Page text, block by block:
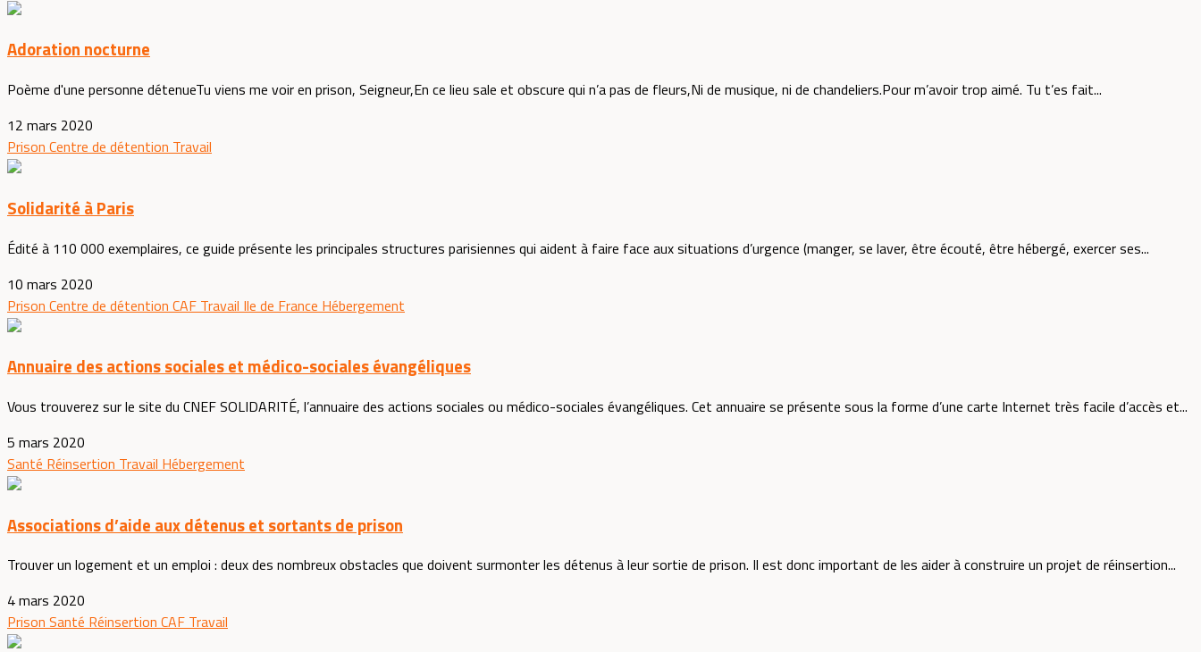
Adoration nocturne
Poème d'une personne détenueTu viens me voir en prison, Seigneur,En ce lieu sale et obscure qui n’a pas de fleurs,Ni de musique, ni de chandeliers.Pour m’avoir trop aimé. Tu t’es fait...
12 mars 2020
Prison Centre de détention Travail
Solidarité à Paris
Édité à 110 000 exemplaires, ce guide présente les principales structures parisiennes qui aident à faire face aux situations d’urgence (manger, se laver, être écouté, être hébergé, exercer ses...
10 mars 2020
Prison Centre de détention CAF Travail Ile de France Hébergement
Annuaire des actions sociales et médico-sociales évangéliques
Vous trouverez sur le site du CNEF SOLIDARITÉ, l’annuaire des actions sociales ou médico-sociales évangéliques. Cet annuaire se présente sous la forme d’une carte Internet très facile d’accès et...
5 mars 2020
Santé Réinsertion Travail Hébergement
Associations d’aide aux détenus et sortants de prison
Trouver un logement et un emploi : deux des nombreux obstacles que doivent surmonter les détenus à leur sortie de prison. Il est donc important de les aider à construire un projet de réinsertion...
4 mars 2020
Prison Santé Réinsertion CAF Travail